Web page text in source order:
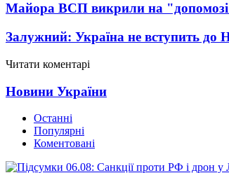
Майора ВСП викрили на
Залужний: Україна не вступить до
Читати коментарі
Новини України
Останні
Популярні
Коментовані